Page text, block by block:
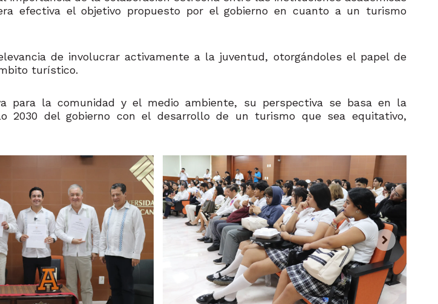
efectiva el objetivo propuesto por el gobierno en cuanto a un turismo
de involucrar activamente a la juventud, otorgándoles el papel de
turístico.
para la comunidad y el medio ambiente, su perspectiva se basa en la
2030 del gobierno con el desarrollo de un turismo que sea equitativo,